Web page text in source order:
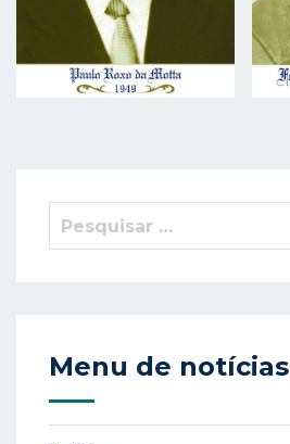
Pesquisar
Menu de notícias